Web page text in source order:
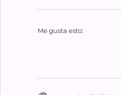
Me gusta esto: